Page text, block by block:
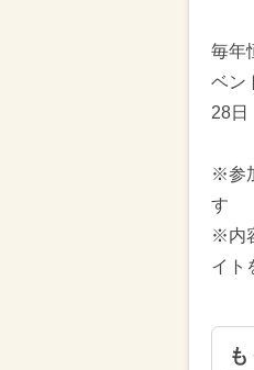
毎年
ベン
28日
※参
す
※内
イト
も